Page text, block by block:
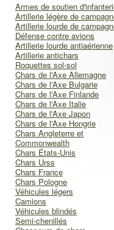
Armes de soutien
Artillerie légère de
Artillerie lourde de
Défense contre avions
Artillerie lourde antiaérienne
Artillerie antichars
Roquettes sol-sol
Chars de l'Axe Allemagne
Chars de l'Axe Bulgarie
Chars de l'Axe Finlande
Chars de l'Axe Italie
Chars de l'Axe Japon
Chars de l'Axe Hongrie
Chars Angleterre et
Commonwealth
Chars États-Unis
Chars Urss
Chars France
Chars Pologne
Véhicules légers
Camions
Véhicules blindés
Semi-chenillés